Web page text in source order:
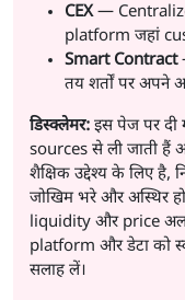
CEX—
platform जहां
Smart Contract
तय शर्तों पर अपने
डिस्क्लेमर: इस पेज पर
sources से ली जाती हैं
शैक्षिक उद्देश्य के लिए है,
जोखिम भरे और अस्थिर
liquidity और price
platform और डेटा को
सलाह लें।